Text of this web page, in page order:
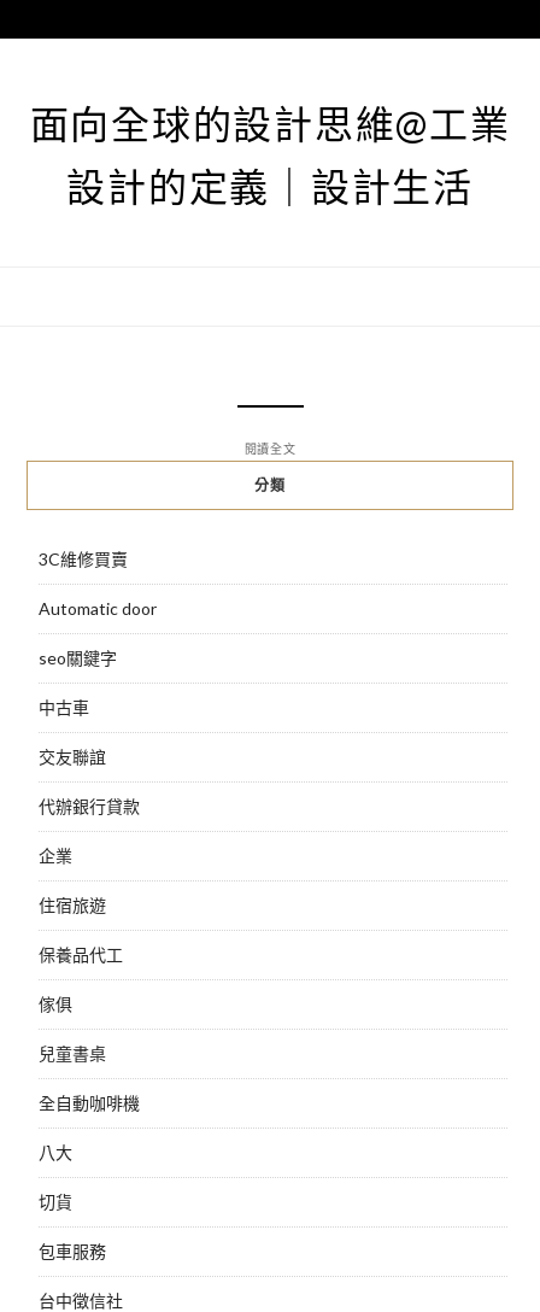
至
面向全球的設計思維@工業
設計的定義｜設計生活
閱讀全文
分類
3C維修買賣
Automatic door
seo關鍵字
中古車
交友聯誼
代辦銀行貸款
企業
住宿旅遊
保養品代工
傢俱
兒童書桌
全自動咖啡機
八大
切貨
包車服務
台中徵信社